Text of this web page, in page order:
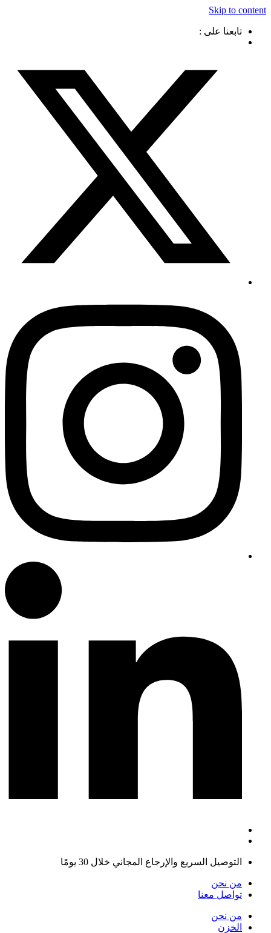
Skip to content
تابعنا على :
التوصيل السريع والإرجاع المجاني خلال 30 يومًا
من نحن
تواصل معنا
من نحن
الخزن